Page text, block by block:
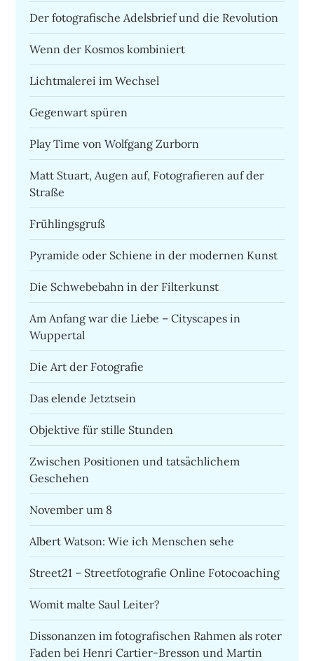
Der fotografische Adelsbrief und die Revolution
Wenn der Kosmos kombiniert
Lichtmalerei im Wechsel
Gegenwart spüren
Play Time von Wolfgang Zurborn
Matt Stuart, Augen auf, Fotografieren auf der
Straße
Frühlingsgruß
Pyramide oder Schiene in der modernen Kunst
Die Schwebebahn in der Filterkunst
Am Anfang war die Liebe – Cityscapes in
Wuppertal
Die Art der Fotografie
Das elende Jetztsein
Objektive für stille Stunden
Zwischen Positionen und tatsächlichem
Geschehen
November um 8
Albert Watson: Wie ich Menschen sehe
Street21 – Streetfotografie Online Fotocoaching
Womit malte Saul Leiter?
Dissonanzen im fotografischen Rahmen als roter
Faden bei Henri Cartier-Bresson und Martin